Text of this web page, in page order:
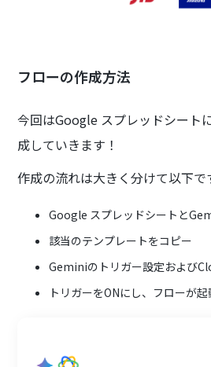
フローの作成方法
今回はGoogle スプレッドシート
成していきます！
作成の流れは大きく分けて以下で
Google スプレッドシートと
該当のテンプレートをコピー
Geminiのトリガー設定および
トリガーをONにし、フローが